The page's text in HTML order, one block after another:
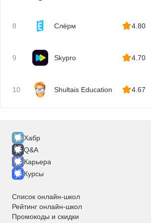
Параллельное программирование
Киберразведка
Мониторинг
IaC
Схемотехника
.NET
Администрирование оборудования Cisco
Модульное тестирование
8 Слёрм 4.80
9 Skypro 4.70
10 Shultais Education 4.67
Хабр
Q&A
Карьера
Курсы
Список онлайн-школ
Рейтинг онлайн-школ
Промокоды и скидки